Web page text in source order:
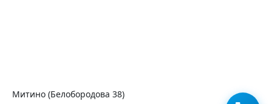
Митино (Белобородова 38)